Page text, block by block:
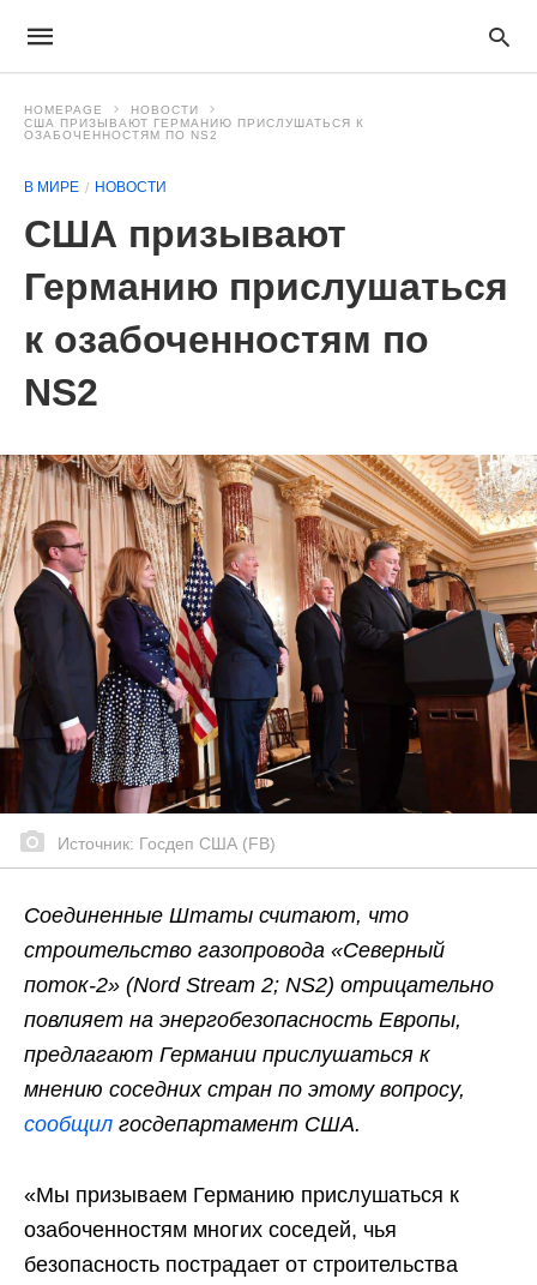
HOMEPAGE
НОВОСТИ
США ПРИЗЫВАЮТ ГЕРМАНИЮ ПРИСЛУШАТЬСЯ К
ОЗАБОЧЕННОСТЯМ ПО NS2
В МИРЕ НОВОСТИ
США призывают
Германию прислушаться
к озабоченностям по
NS2
Источник: Госдеп США (FB)
Соединенные Штаты считают, что
строительство газопровода «Северный
поток-2» (Nord Stream 2; NS2) отрицательно
повлияет на энергобезопасность Европы,
предлагают Германии прислушаться к
мнению соседних стран по этому вопросу,
сообщил госдепартамент США.
«Мы призываем Германию прислушаться к
озабоченностям многих соседей, чья
безопасность пострадает от строительства